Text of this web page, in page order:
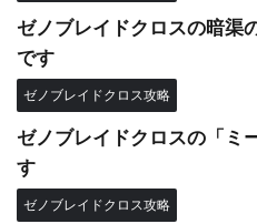
ゼノブレイドクロスの暗渠
です
ゼノブレイドクロス攻略
ゼノブレイドクロスの「ミ
す
ゼノブレイドクロス攻略